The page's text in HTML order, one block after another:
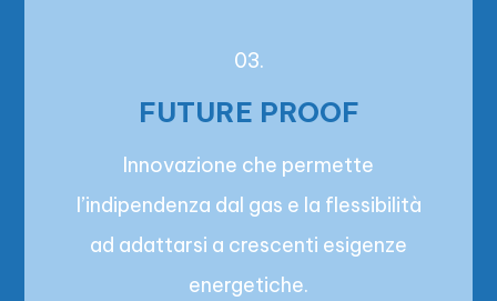
03.
FUTURE PROOF
Innovazione che permette
l’indipendenza dal gas e la flessibilità
ad adattarsi a crescenti esigenze
energetiche.